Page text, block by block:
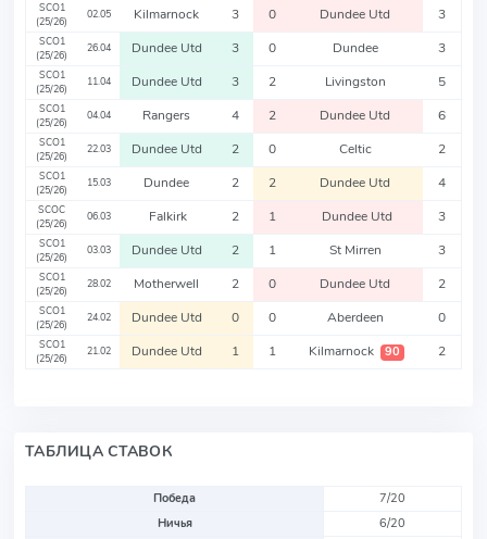
SCO1
(25/26)
02.05 Kilmarnock 3 0 Dundee Utd 3
SCO1
(25/26)
26.04 Dundee Utd 3 0 Dundee 3
SCO1
(25/26)
11.04 Dundee Utd 3 2 Livingston 5
SCO1
(25/26)
04.04 Rangers 4 2 Dundee Utd 6
SCO1
(25/26)
22.03 Dundee Utd 2 0 Celtic 2
SCO1
(25/26)
15.03 Dundee 2 2 Dundee Utd 4
SCOC
(25/26)
06.03 Falkirk 2 1 Dundee Utd 3
SCO1
(25/26)
03.03 Dundee Utd 2 1 St Mirren 3
SCO1
(25/26)
28.02 Motherwell 2 0 Dundee Utd 2
SCO1
(25/26)
24.02 Dundee Utd 0 0 Aberdeen 0
SCO1
(25/26)
21.02 Dundee Utd 1 1 Kilmarnock 90 2
ТАБЛИЦА СТАВОК
Победа
7/20
Ничья
6/20